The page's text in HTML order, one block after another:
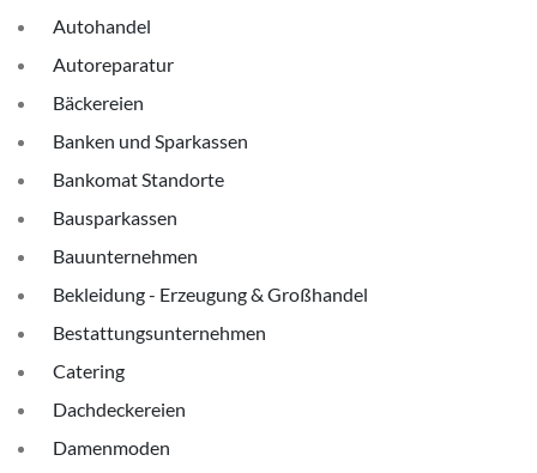
Autohandel
Autoreparatur
Bäckereien
Banken und Sparkassen
Bankomat Standorte
Bausparkassen
Bauunternehmen
Bekleidung - Erzeugung & Großhandel
Bestattungsunternehmen
Catering
Dachdeckereien
Damenmoden